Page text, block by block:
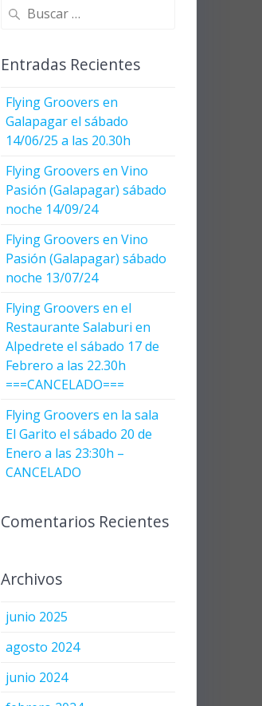
Buscar:
Entradas Recientes
Flying Groovers en
Galapagar el sábado
14/06/25 a las 20.30h
Flying Groovers en Vino
Pasión (Galapagar) sábado
noche 14/09/24
Flying Groovers en Vino
Pasión (Galapagar) sábado
noche 13/07/24
Flying Groovers en el
Restaurante Salaburi en
Alpedrete el sábado 17 de
Febrero a las 22.30h
===CANCELADO===
Flying Groovers en la sala
El Garito el sábado 20 de
Enero a las 23:30h –
CANCELADO
Comentarios Recientes
Archivos
junio 2025
agosto 2024
junio 2024